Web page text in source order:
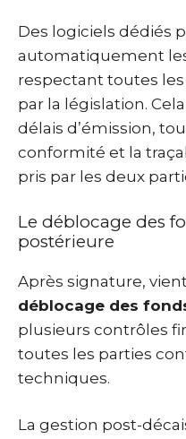
Des logiciels dédiés
automatiquement
respectant toutes
par la législation.
délais d’émission,
conformité et la
pris par les deux
Le déblocage des
postérieure
Après signature,
déblocage des
plusieurs contrôles
toutes les parties
techniques.
La gestion post-